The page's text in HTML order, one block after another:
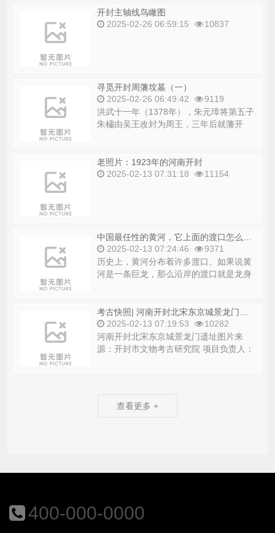
开封主轴线鸟瞰图
2025-02-26 06:59:15
寻觅开封周藩坟墓（一）
2025-02-26 06:49:42
洪武十一年（1378年），朱元璋将第五子
朱橚由吴王改封为周王，三年后就藩开
封。崇祯十五年（1642年），李自成率军
老照片：1923年的河南开封
2025-02-13 07:31:18
2025-02-13 07:24:46
9371
历史上，黄河分布着许多渡口。如果说黄
河是一条巨龙，那么沿岸的渡口就是龙身
上的鳞甲。老话说“有灯就有人，有渡口
2025-02-13 07:19:53
10282
河南开封北宋东京城景龙门遗址图片来
源：开封市文物考古研究院 项目负责人：
王三营本文刊登于《大众考古》2024年...
查看更多 +
400-000-0000